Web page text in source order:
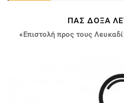
ΠΑΣ ΔΟΞΑ
«Επιστολή προς τους